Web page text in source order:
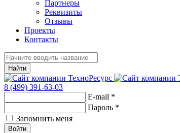
Партнеры
Реквизиты
Отзывы
Проекты
Контакты
Найти
8 (499) 391-63-03
E-mail *
Пароль *
Запомнить меня
Войти